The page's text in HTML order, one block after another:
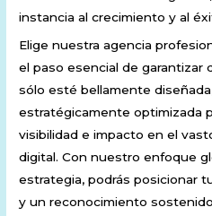
instancia al crecimiento y al
Elige nuestra agencia
el paso esencial de garantizar
sólo esté bellamente
estratégicamente optimizada
visibilidad e impacto en el
digital. Con nuestro enfoque
estrategia, podrás posicionar
y un reconocimiento